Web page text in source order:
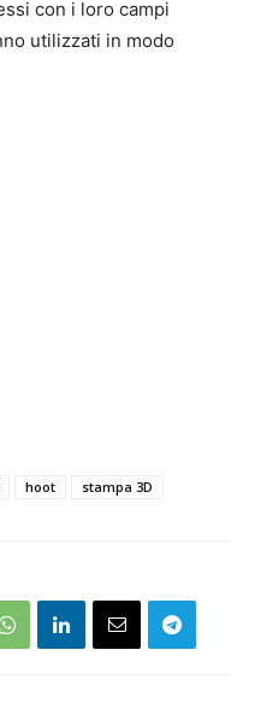
con i loro campi
utilizzati in modo
hoot stampa 3D